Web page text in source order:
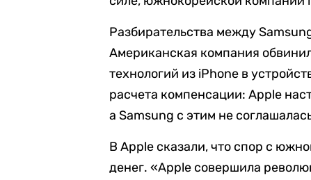
Разбирательства между
Американская компания
технологий из iPhone в
расчета компенсации: Apple
а Samsung с этим не
В Apple сказали, что спор с
денег. «Apple совершила